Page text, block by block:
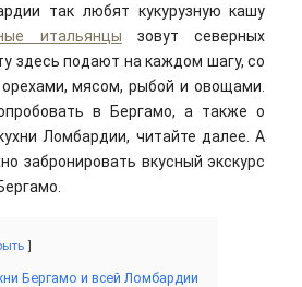
так любят кукурузную кашу
итальянцы зовут северных
здесь подают на каждом шагу, со
мясом, рыбой и овощами.
в Бергамо, а также о
Ломбардии, читайте далее. А
забронировать вкусный экскурс
Бергамо и всей Ломбардии